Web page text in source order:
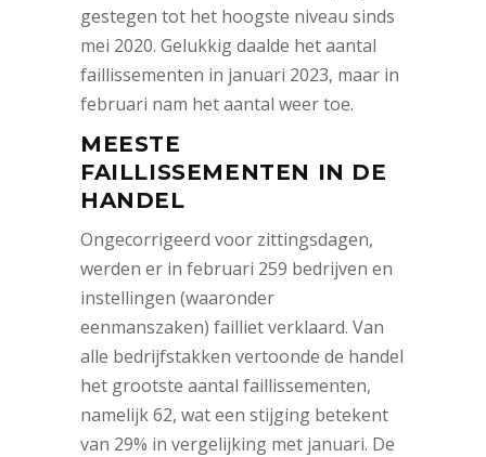
gestegen tot het hoogste niveau sinds
mei 2020. Gelukkig daalde het aantal
faillissementen in januari 2023, maar in
februari nam het aantal weer toe.
MEESTE
FAILLISSEMENTEN IN DE
HANDEL
Ongecorrigeerd voor zittingsdagen,
werden er in februari 259 bedrijven en
instellingen (waaronder
eenmanszaken) failliet verklaard. Van
alle bedrijfstakken vertoonde de handel
het grootste aantal faillissementen,
namelijk 62, wat een stijging betekent
van 29% in vergelijking met januari. De